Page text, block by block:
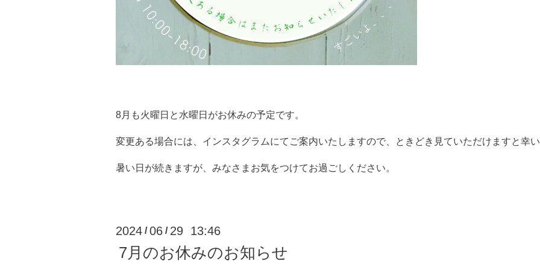
8月も火曜日と水曜日がお休みの予定です。
変更ある場合には、インスタグラムにてご案内いたしますので、ときどき見ていただけますと幸
暑い日が続きますが、みなさまお気をつけてお過ごしください。
2024 /06 / 29 13:46
7月のお休みのお知らせ